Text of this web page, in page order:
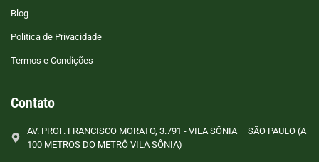
Blog
Politica de Privacidade
Termos e Condições
Contato
AV. PROF. FRANCISCO MORATO, 3.791 - VILA SÔNIA – SÃO PAULO (A
100 METROS DO METRÔ VILA SÔNIA)